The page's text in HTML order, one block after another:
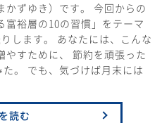
かずゆき）です。 今回からの
富裕層の10の習慣」をテーマ
します。 あなたには、こんな
やすために、 節約を頑張った
。 でも、気づけば月末には
読む